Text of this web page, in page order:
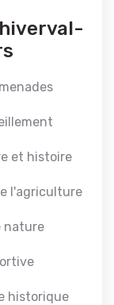
et histoire
l'agriculture
nature
historique